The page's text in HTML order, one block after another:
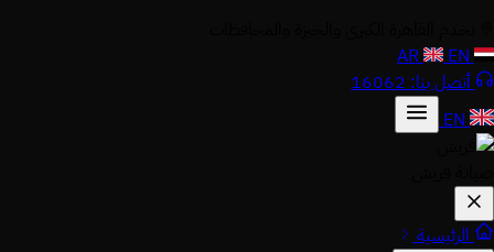
AR
EN
أتصل بنا: 16062
EN
الرئيسية